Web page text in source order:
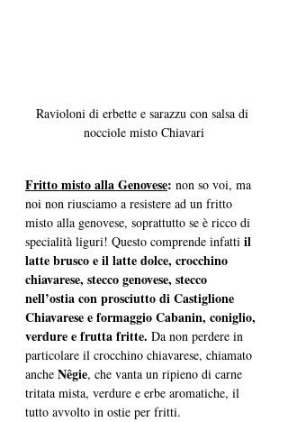
Ravioloni di erbette e sarazzu con salsa di
nocciole misto Chiavari
Fritto misto alla Genovese: non so voi, ma
noi non riusciamo a resistere ad un fritto
misto alla genovese, soprattutto se è ricco di
specialità liguri! Questo comprende infatti il
latte brusco e il latte dolce, crocchino
chiavarese, stecco genovese, stecco
nell’ostia con prosciutto di Castiglione
Chiavarese e formaggio Cabanin, coniglio,
verdure e frutta fritte. Da non perdere in
particolare il crocchino chiavarese, chiamato
anche Nêgie, che vanta un ripieno di carne
tritata mista, verdure e erbe aromatiche, il
tutto avvolto in ostie per fritti.